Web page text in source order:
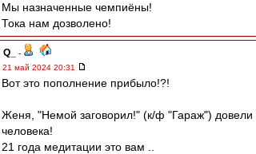
Мы назначенные чемпиёны!
Тока нам дозволено!
Q_
-
21 май 2024 20:31
Вот это пополнение прибыло!?!
Женя, "Немой заговорил!" (к/ф "Гараж") довели
человека!
21 года медитации это вам ..